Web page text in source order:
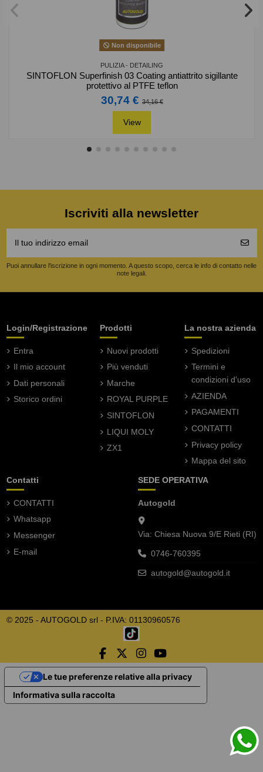
Non disponibile
PULIZIA - DETAILING
SINTOFLON Superfinish 03 Coating antiattrito sigillante
protettivo al PTFE teflon
30,74 € 34,16 €
View
Iscriviti alla newsletter
Puoi annullare l'iscrizione in ogni momento. A questo scopo, cerca le info di contatto nelle
note legali.
Login/Registrazione
Entra
Il mio account
Dati personali
Storico ordini
Prodotti
Nuovi prodotti
Più venduti
Marche
ROYAL PURPLE
SINTOFLON
LIQUI MOLY
ZX1
La nostra azienda
Spedizioni
Termini e
condizioni d'uso
AZIENDA
PAGAMENTI
CONTATTI
Privacy policy
Mappa del sito
Contatti
CONTATTI
Whatsapp
Messenger
E-mail
SEDE OPERATIVA
Autogold
Via: Chiesa Nuova 9/E Rieti (RI)
0746-760395
autogold@autogold.it
© 2025 - AUTOGOLD srl - P.IVA: 01130960576
Informativa sulla raccolta
Le tue preferenze relative alla privacy